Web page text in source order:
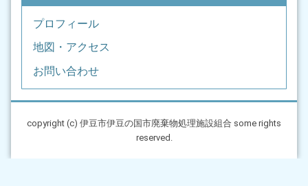
プロフィール
地図・アクセス
お問い合わせ
copyright (c) 伊豆市伊豆の国市廃棄物処理施設組合 some rights
reserved.